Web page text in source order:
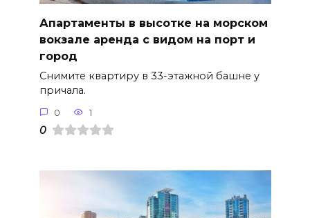
Апартаменты в высотке на морском
вокзале аренда с видом на порт и
город
Снимите квартиру в 33-этажной башне у
причала.
0 1
0